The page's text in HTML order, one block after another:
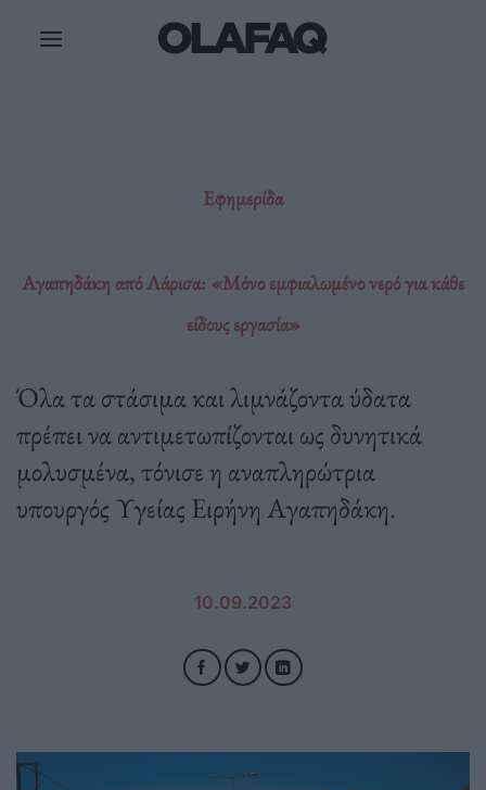
Εφημερίδα
Αγαπηδάκη από Λάρισα: «Μόνο εμφιαλωμένο νερό για κάθε
είδους εργασία»
Όλα τα στάσιμα και λιμνάζοντα ύδατα
πρέπει να αντιμετωπίζονται ως δυνητικά
μολυσμένα, τόνισε η αναπληρώτρια
υπουργός Υγείας Ειρήνη Αγαπηδάκη.
10.09.2023